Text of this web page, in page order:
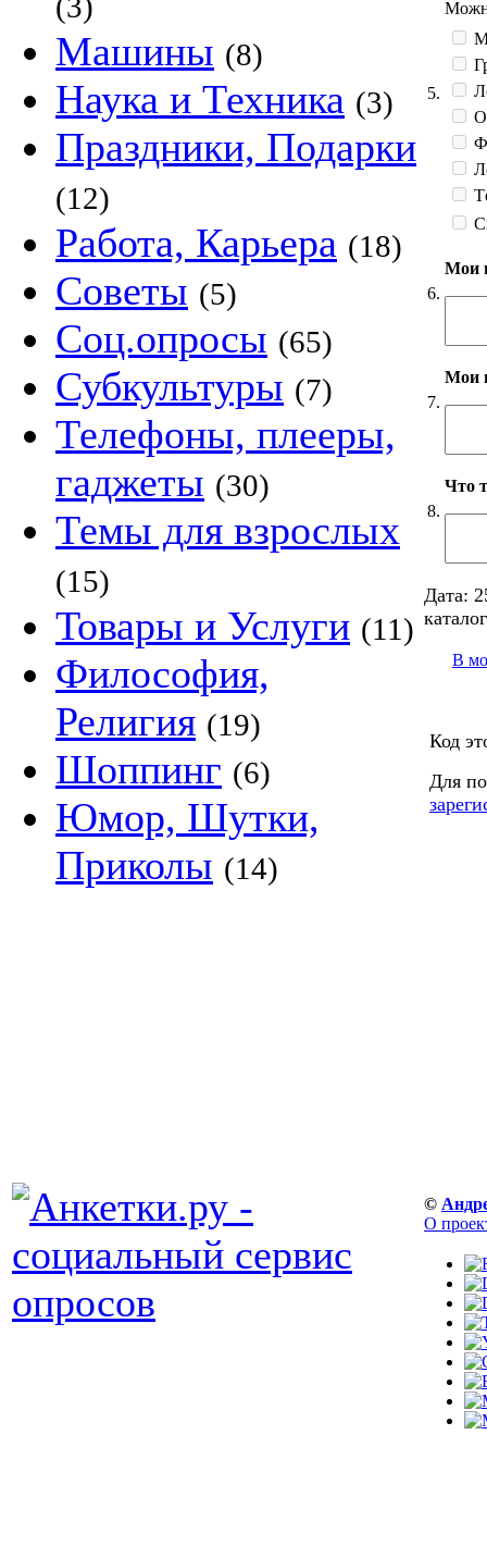
Машины (8)
Наука и Техника (3)
Праздники, Подарки
(12)
Работа, Карьера (18)
Советы (5)
Соц.опросы (65)
Субкультуры (7)
Телефоны, плееры,
гаджеты (30)
Темы для взрослых
(15)
Товары и Услуги (11)
Философия,
Религия (19)
Шоппинг (6)
Юмор, Шутки,
Приколы (14)
5.
6.
Мои
7.
Мои
8.
Что
Дата:
В
Код
Для
©
О